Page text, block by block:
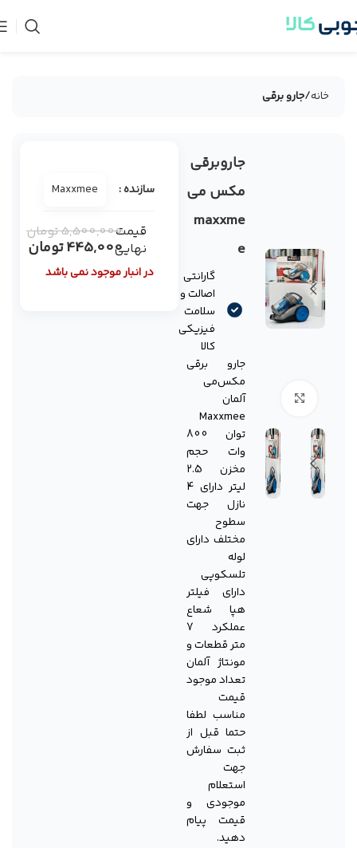
خانه جارو برقی
برای بزرگنمایی کلیک کنید
جاروبرقی
مکس می
maxxme
e
گارانتی
اصالت و
سلامت
فیزیکی
کالا
جارو برقی
مکس‌می
آلمان
Maxxmee
توان 800
وات حجم
مخزن 2.5
لیتر دارای 4
نازل جهت
سطوح
مختلف دارای
لوله
تلسکوپی
دارای فیلتر
هپا شعاع
عملکرد 7
متر قطعات و
مونتاژ آلمان
تعداد موجود
قیمت
مناسب لطفا
حتما قبل از
ثبت سفارش
جهت
استعلام
موجودی و
قیمت پیام
دهید.
سازنده : Maxxmee
قیمت
نهایی
5,500,000تومان
445,000تومان
در انبار موجود نمی باشد